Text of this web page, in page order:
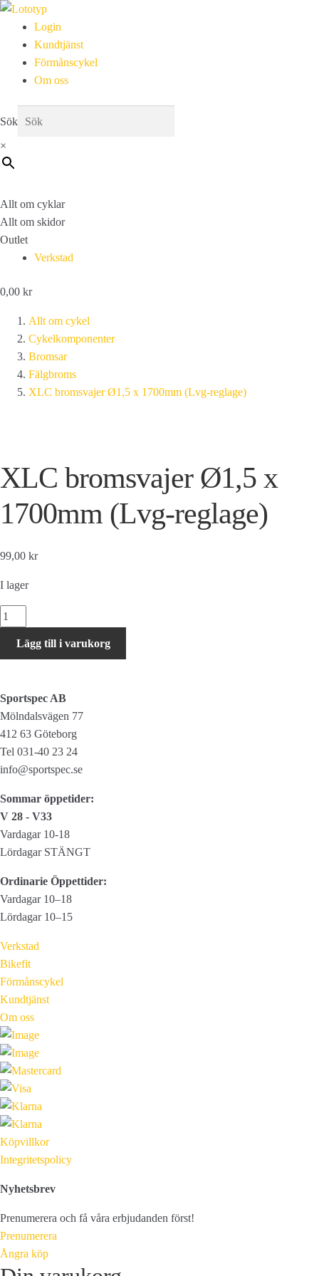
Login
Kundtjänst
Förmånscykel
Om oss
Sök
×
Allt om cyklar
Allt om skidor
Outlet
Verkstad
0,00 kr
Allt om cykel
Cykelkomponenter
Bromsar
Fälgbroms
XLC bromsvajer Ø1,5 x 1700mm (Lvg-reglage)
XLC bromsvajer Ø1,5 x
1700mm (Lvg-reglage)
99,00 kr
I lager
XLC
bromsvajer
Ø1,5
(Lvg-
reglage)
mängd
Lägg till i varukorg
Sportspec AB
Mölndalsvägen 77
412 63 Göteborg
Tel 031-40 23 24
info@sportspec.se
Sommar öppetider:
V 28 - V33
Vardagar 10-18
Lördagar STÄNGT
Ordinarie Öppettider:
Vardagar 10–18
Lördagar 10–15
Verkstad
Bikefit
Förmånscykel
Kundtjänst
Om oss
Köpvillkor
Integritetspolicy
Nyhetsbrev
Prenumerera och få våra erbjudanden först!
Prenumerera
Ångra köp